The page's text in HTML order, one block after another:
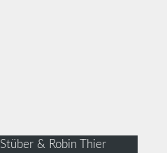
& Robin Thier